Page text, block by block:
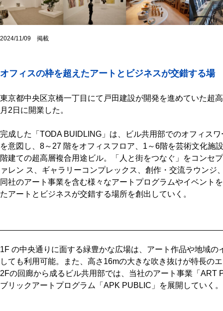
2024/11/09 掲載
オフィスの枠を超えたアートとビジネスが交錯する場
東京都中央区京橋一丁目にて戸田建設が開発を進めていた超
月2日に開業した。
完成した「TODA BUIDLING」は、ビル共用部でのオフィス
を意図し、8～27 階をオフィスフロア、1～6階を芸術文化施
階建ての超高層複合用途ビル。「人と街をつなぐ」をコンセ
ァレン ス、ギャラリーコンプレックス、創作・交流ラウンジ
同社のアート事業を含む様々なアートプログラムやイベント
たアートとビジネスが交錯する場所を創出していく。
1F の中央通りに面する緑豊かな広場は、アート作品や地域
しても利用可能。また、高さ16mの大きな吹き抜けが特長の
2Fの回廊から成るビル共用部では、当社のアート事業「ART
ブリックアートプログラム「APK PUBLIC」を展開していく。